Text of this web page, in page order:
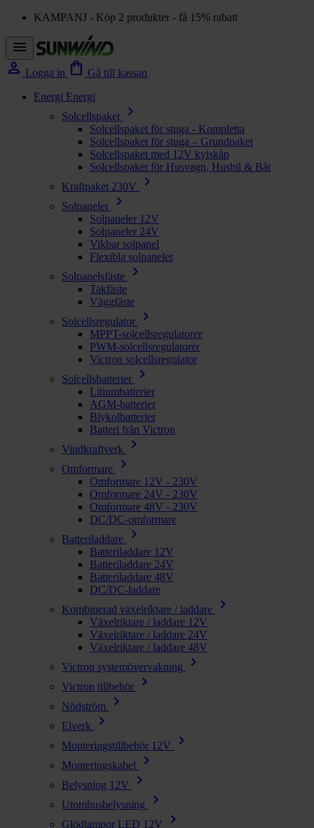
KAMPANJ - Köp 2 produkter - få 15% rabatt
menu
person Logga in shopping_bag Gå till kassan
Energi Energi
Solcellspaket
chevron_right
Solcellspaket för stuga - Kompletta
Solcellspaket för stuga – Grundpaket
Solcellspaket med 12V kylskåp
Solcellspaket för Husvagn, Husbil & Båt
Kraftpaket 230V
chevron_right
Solpaneler chevron_right
Solpaneler 12V
Solpaneler 24V
Vikbar solpanel
Flexibla solpaneler
Solpanelsfäste
chevron_right
Takfäste
Väggfäste
Solcellsregulator
chevron_right
MPPT-solcellsregulatorer
PWM-solcellsregulatorer
Victron solcellsregulator
Solcellsbatterier
chevron_right
Litiumbatterier
AGM-batterier
Blykolbatterier
Batteri från Victron
Vindkraftverk
chevron_right
Omformare chevron_right
Omformare 12V - 230V
Omformare 24V - 230V
Omformare 48V - 230V
DC/DC-omformare
Batteriladdare
chevron_right
Batteriladdare 12V
Batteriladdare 24V
Batteriladdare 48V
DC/DC-laddare
Kombinerad växelriktare / laddare
chevron_right
Växelriktare / laddare 12V
Växelriktare / laddare 24V
Växelriktare / laddare 48V
Victron systemövervakning
chevron_right
Victron tillbehör chevron_right
Nödström chevron_right
Elverk chevron_right
Monteringstillbehör 12V chevron_right
Monteringskabel chevron_right
Belysning 12V chevron_right
Utomhusbelysning chevron_right
Glödlampor LED 12V chevron_right